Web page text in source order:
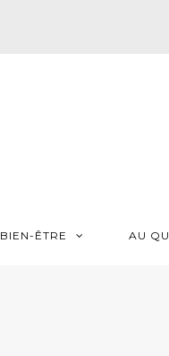
BIEN-ÊTRE AU